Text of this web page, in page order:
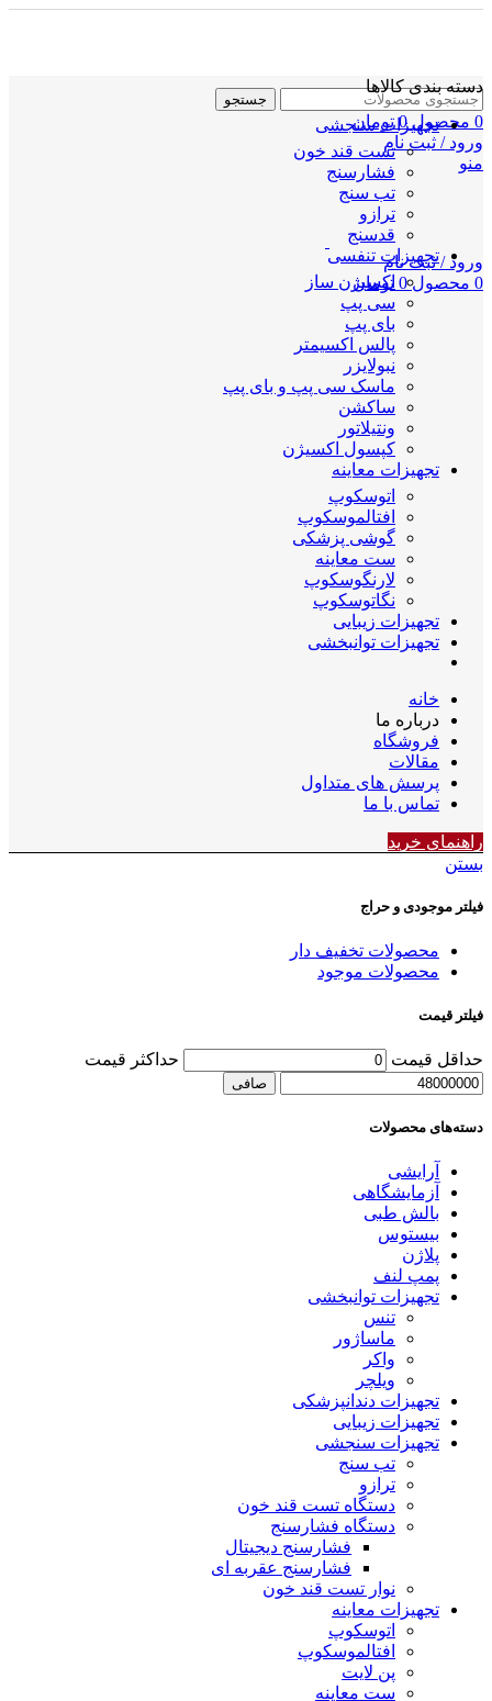
جستجو
0 محصول 0 تومان
ورود / ثبت نام
منو
ورود / ثبت نام
0 محصول 0 تومان
دسته بندی کالاها
تجهیزات سنجشی
تست قند خون
فشارسنج
تب سنج
ترازو
قدسنج
تجهیزات تنفسی
اکسیژن ساز
سی پپ
بای پپ
پالس اکسیمتر
نبولایزر
ماسک سی پپ و بای پپ
ساکشن
ونتیلاتور
کپسول اکسیژن
تجهیزات معاینه
اتوسکوپ
افتالموسکوپ
گوشی پزشکی
ست معاینه
لارنگوسکوپ
نگاتوسکوپ
تجهیزات زیبایی
تجهیزات توانبخشی
خانه
درباره ما
فروشگاه
مقالات
پرسش های متداول
تماس با ما
راهنمای خرید
بستن
فیلتر موجودی و حراج
محصولات تخفیف دار
محصولات موجود
فیلتر قیمت
حداقل قیمت حداكثر قيمت
صافی
دسته‌های محصولات
آرایشی
آزمایشگاهی
بالش طبی
بیستوس
پلاژن
پمپ لنف
تجهیزات توانبخشی
تنس
ماساژور
واکر
ویلچر
تجهیزات دندانپزشکی
تجهیزات زیبایی
تجهیزات سنجشی
تب سنج
ترازو
دستگاه تست قند خون
دستگاه فشارسنج
فشارسنج دیجیتال
فشارسنج عقربه ای
نوار تست قند خون
تجهیزات معاینه
اتوسکوپ
افتالموسکوپ
پن لایت
ست معاینه